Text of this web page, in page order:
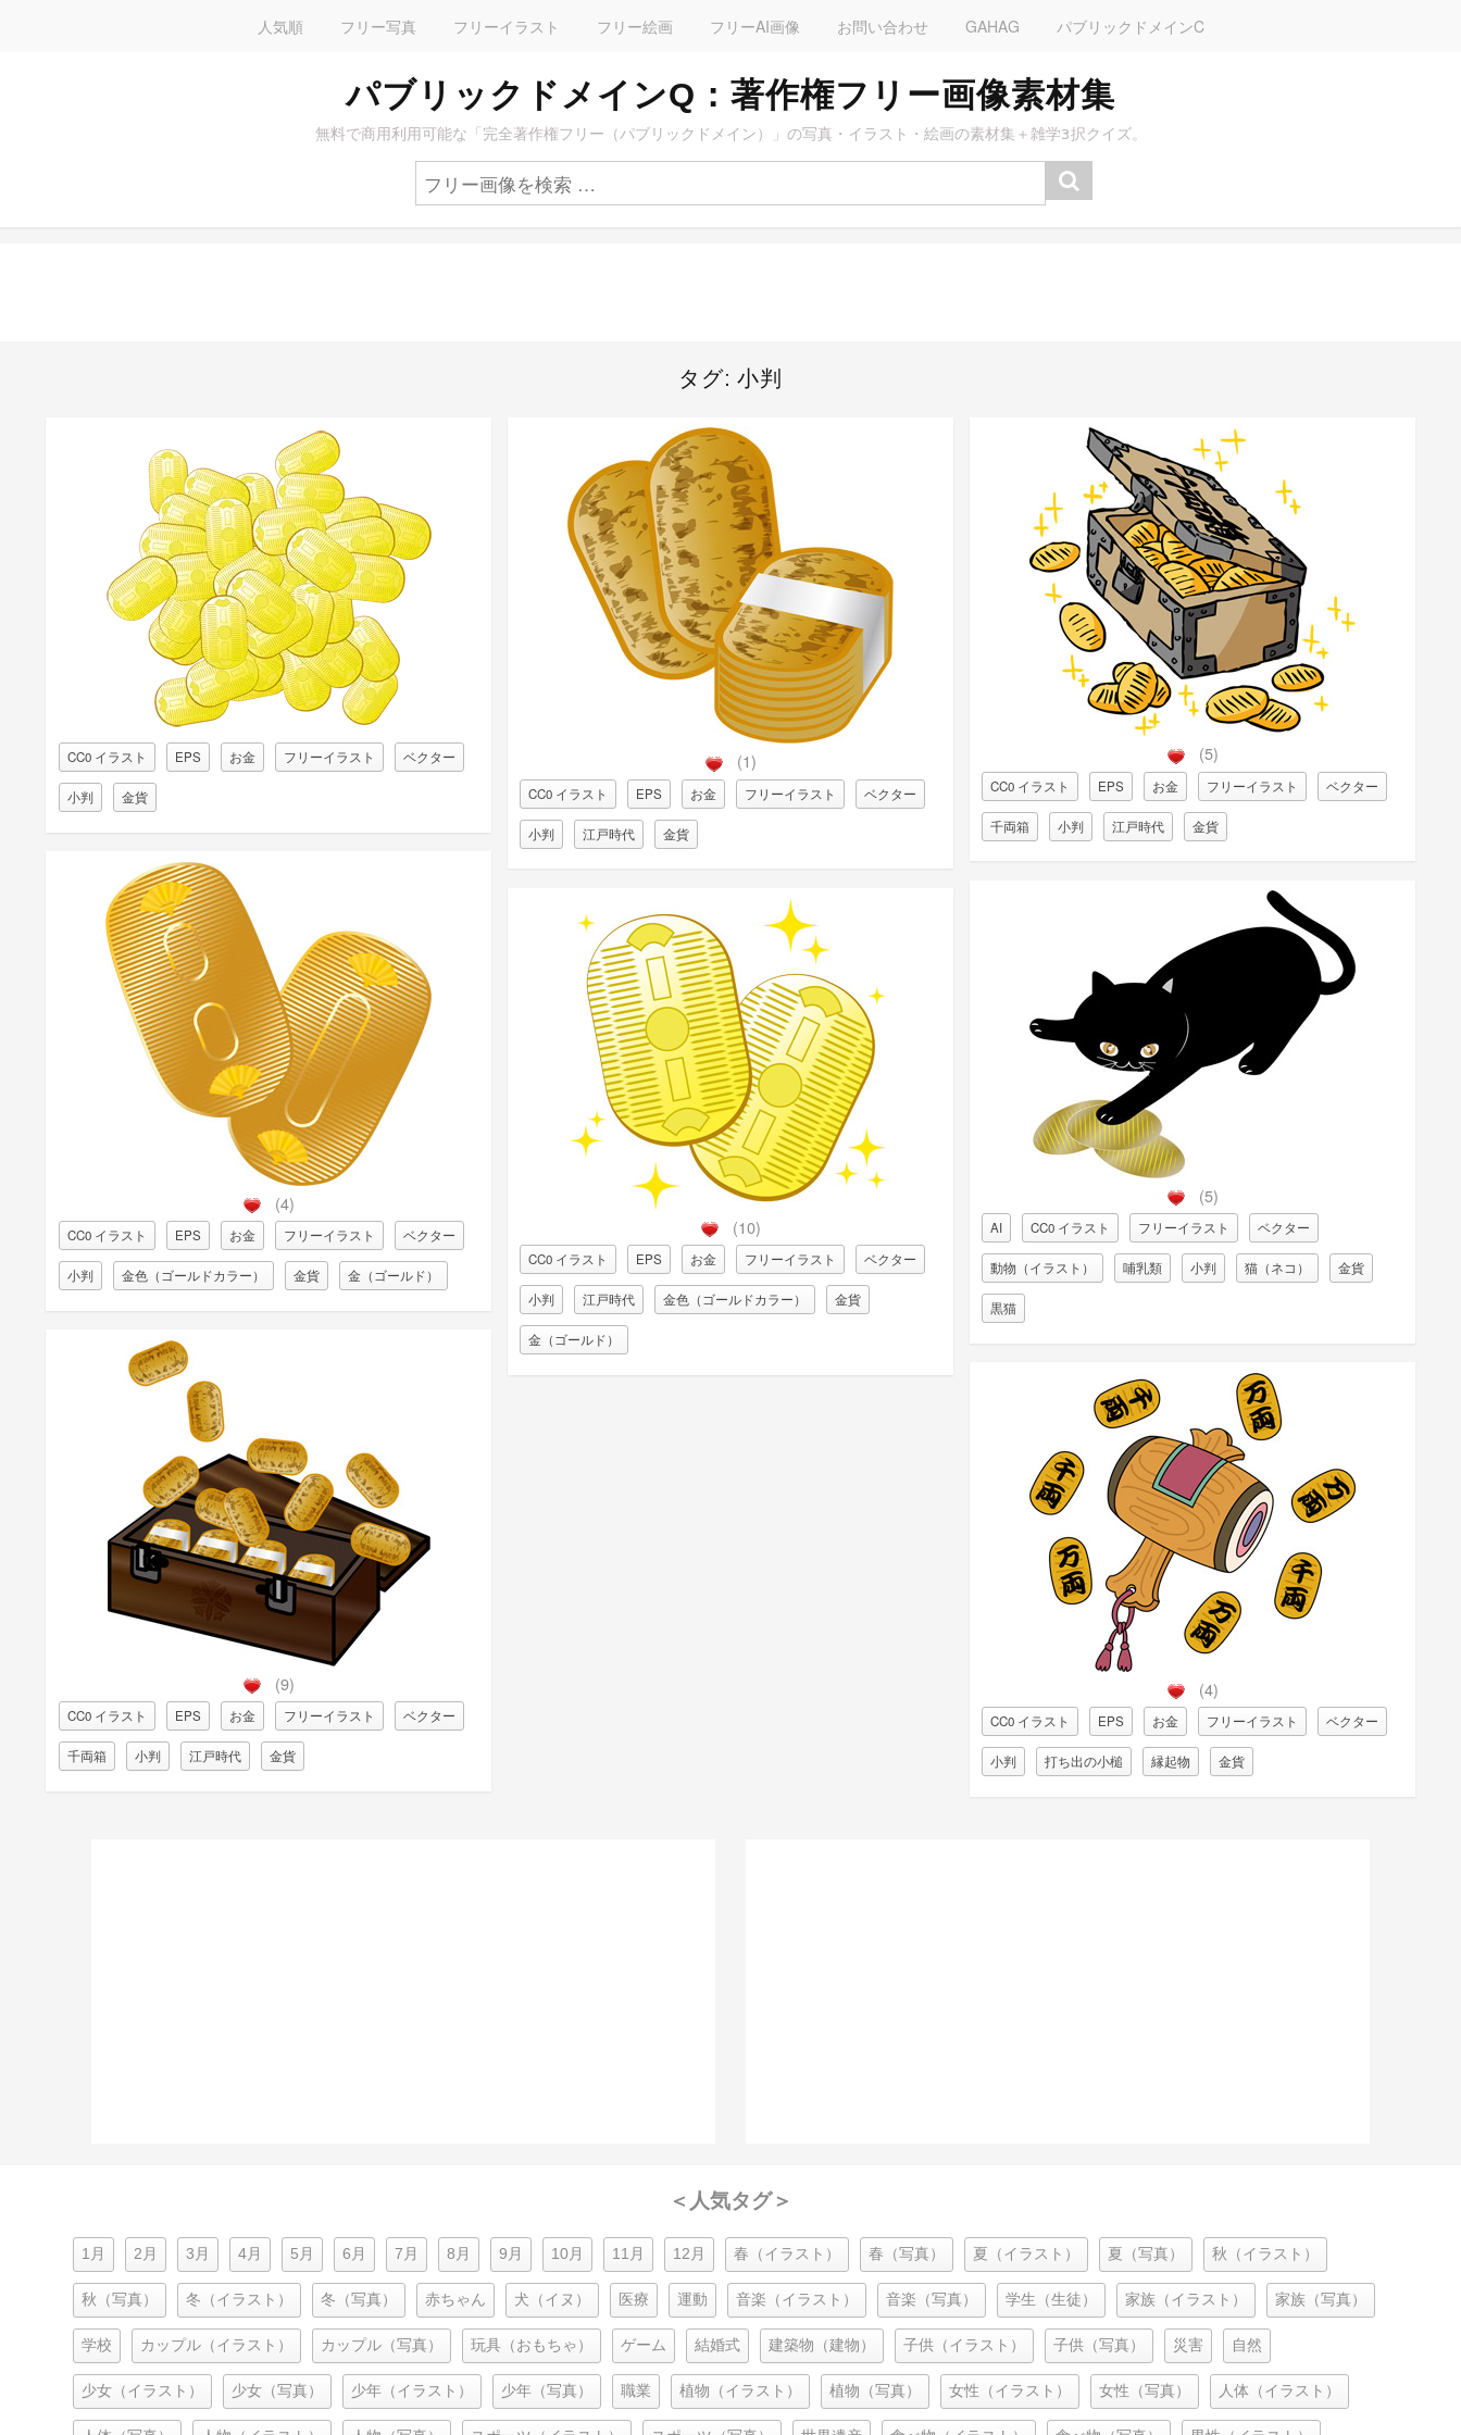
人気順 フリー写真 フリーイラスト フリー絵画 フリーAI画像 お問い合わせ GAHAG パブリックドメインC
パブリックドメインQ：著作権フリー画像素材集
無料で商用利用可能な「完全著作権フリー（パブリックドメイン）」の写真・イラスト・絵画の素材集＋雑学3択クイズ。
タグ: 小判
CC0 イラスト EPS お金 フリーイラスト ベクター
小判 金貨
(4)
CC0 イラスト EPS お金 フリーイラスト ベクター
小判 金色（ゴールドカラー） 金貨 金（ゴールド）
(9)
CC0 イラスト EPS お金 フリーイラスト ベクター
千両箱 小判 江戸時代 金貨
(1)
CC0 イラスト EPS お金 フリーイラスト ベクター
小判 江戸時代 金貨
(10)
CC0 イラスト EPS お金 フリーイラスト ベクター
小判 江戸時代 金色（ゴールドカラー） 金貨
金（ゴールド）
(5)
CC0 イラスト EPS お金 フリーイラスト ベクター
千両箱 小判 江戸時代 金貨
(5)
AI CC0 イラスト フリーイラスト ベクター
動物（イラスト） 哺乳類 小判 猫（ネコ） 金貨
黒猫
(4)
CC0 イラスト EPS お金 フリーイラスト ベクター
小判 打ち出の小槌 縁起物 金貨
＜人気タグ＞
1月 2月 3月 4月 5月 6月 7月 8月 9月 10月 11月 12月 春（イラスト） 春（写真） 夏（イラスト） 夏（写真） 秋（イラスト）
秋（写真） 冬（イラスト） 冬（写真） 赤ちゃん 犬（イヌ） 医療 運動 音楽（イラスト） 音楽（写真） 学生（生徒） 家族（イラスト） 家族（写真）
学校 カップル（イラスト） カップル（写真） 玩具（おもちゃ） ゲーム 結婚式 建築物（建物） 子供（イラスト） 子供（写真） 災害 自然
少女（イラスト） 少女（写真） 少年（イラスト） 少年（写真） 職業 植物（イラスト） 植物（写真） 女性（イラスト） 女性（写真） 人体（イラスト）